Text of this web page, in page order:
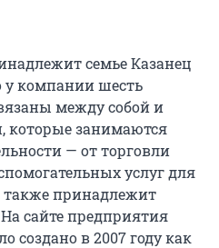
семье Казанец
у компании шесть
между собой и
которые занимаются
— от торговли
услуг для
также принадлежит
сайте предприятия
создано в 2007 году как